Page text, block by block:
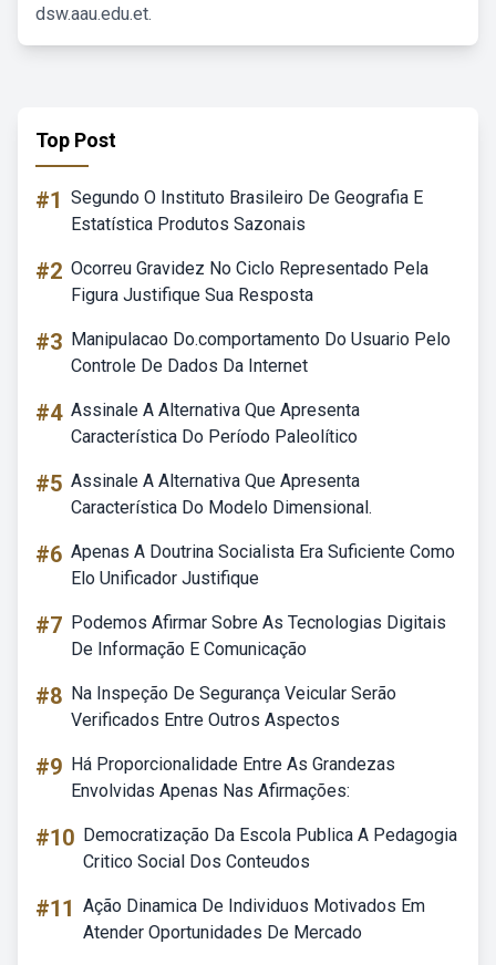
dsw.aau.edu.et.
Top Post
#1 Segundo O Instituto Brasileiro De Geografia E
Estatística Produtos Sazonais
#2 Ocorreu Gravidez No Ciclo Representado Pela
Figura Justifique Sua Resposta
#3 Manipulacao Do.comportamento Do Usuario Pelo
Controle De Dados Da Internet
#4 Assinale A Alternativa Que Apresenta
Característica Do Período Paleolítico
#5 Assinale A Alternativa Que Apresenta
Característica Do Modelo Dimensional.
#6 Apenas A Doutrina Socialista Era Suficiente Como
Elo Unificador Justifique
#7 Podemos Afirmar Sobre As Tecnologias Digitais
De Informação E Comunicação
#8 Na Inspeção De Segurança Veicular Serão
Verificados Entre Outros Aspectos
#9 Há Proporcionalidade Entre As Grandezas
Envolvidas Apenas Nas Afirmações:
#10 Democratização Da Escola Publica A Pedagogia
Critico Social Dos Conteudos
#11 Ação Dinamica De Individuos Motivados Em
Atender Oportunidades De Mercado